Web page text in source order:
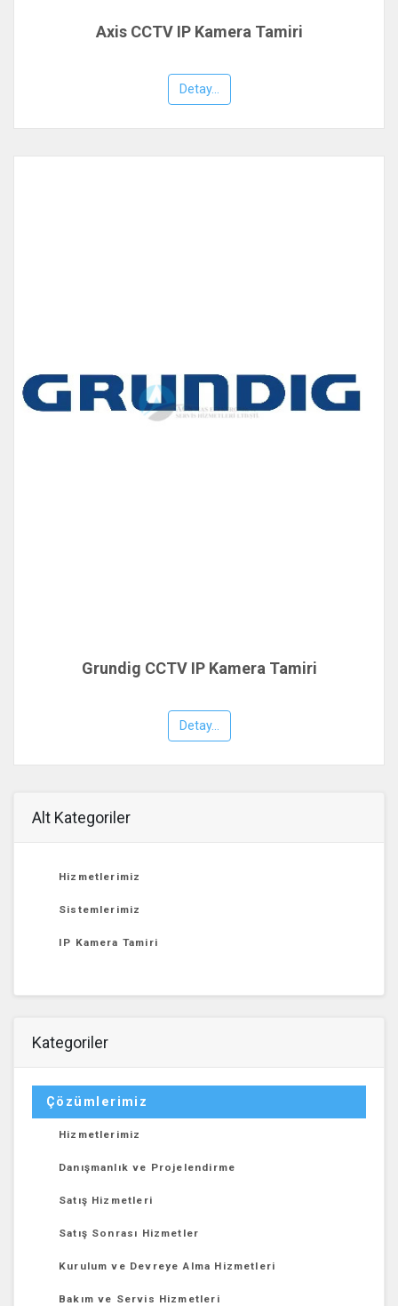
Axis CCTV IP Kamera Tamiri
Detay...
Grundig CCTV IP Kamera Tamiri
Detay...
Alt Kategoriler
Hizmetlerimiz
Sistemlerimiz
IP Kamera Tamiri
Kategoriler
Çözümlerimiz
Hizmetlerimiz
Danışmanlık ve Projelendirme
Satış Hizmetleri
Satış Sonrası Hizmetler
Kurulum ve Devreye Alma Hizmetleri
Bakım ve Servis Hizmetleri